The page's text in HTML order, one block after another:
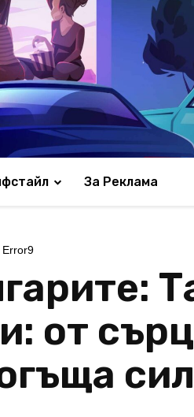
За Реклама
Error9
от